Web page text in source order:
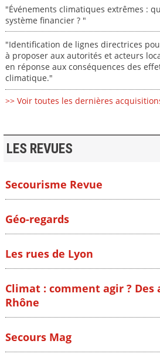
"Événements climatiques extrêmes :
système financier ? "
"Identification de lignes directrices
à proposer aux autorités et acteurs
en réponse aux conséquences des
climatique."
>> Voir toutes les dernières
LES REVUES
Secourisme Revue
Géo-regards
Les rues de Lyon
Climat : comment agir ? Des
Rhône
Secours Mag